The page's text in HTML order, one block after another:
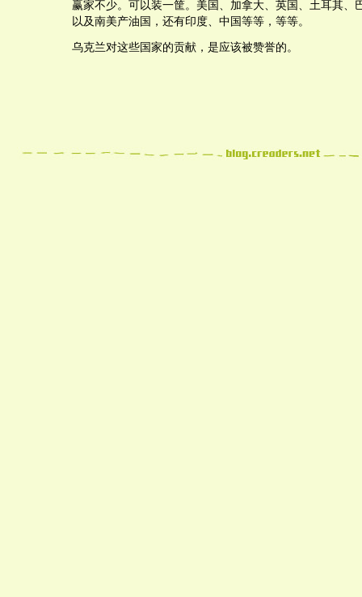
赢家不少。可以装一筐。美国、加拿大、英国、土耳其、
以及南美产油国，还有印度、中国等等，等等。
乌克兰对这些国家的贡献，是应该被赞誉的。